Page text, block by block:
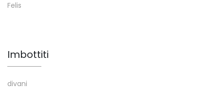
Felis
Imbottiti
divani